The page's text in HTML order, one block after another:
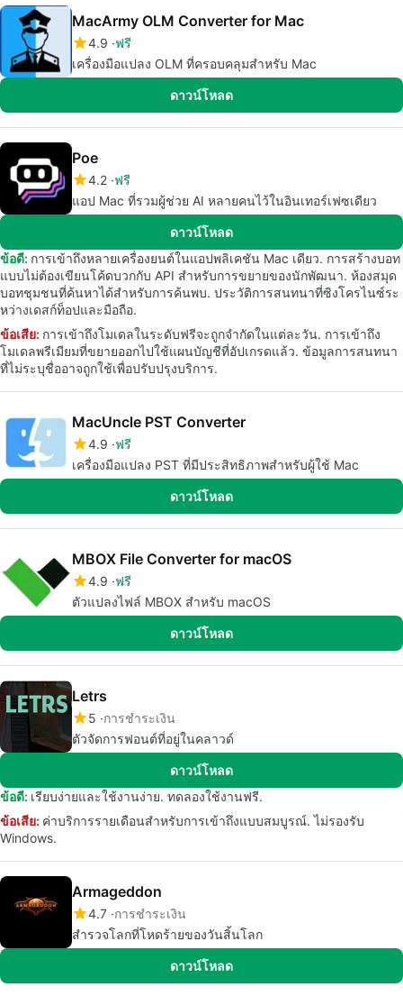
MacArmy OLM Converter for Mac
4.9 ฟรี
เครื่องมือแปลง OLM ที่ครอบคลุมสำหรับ Mac
ดาวน์โหลด
Poe
4.2 ฟรี
แอป Mac ที่รวมผู้ช่วย AI หลายคนไว้ในอินเทอร์เฟซเดียว
ดาวน์โหลด
ข้อดี: การเข้าถึงหลายเครื่องยนต์ในแอปพลิเคชัน Mac เดียว. การสร้างบอท
แบบไม่ต้องเขียนโค้ดบวกกับ API สำหรับการขยายของนักพัฒนา. ห้องสมุด
บอทชุมชนที่ค้นหาได้สำหรับการค้นพบ. ประวัติการสนทนาที่ซิงโครไนซ์ระ
หว่างเดสก์ท็อปและมือถือ.
ข้อเสีย: การเข้าถึงโมเดลในระดับฟรีจะถูกจำกัดในแต่ละวัน. การเข้าถึง
โมเดลพรีเมียมที่ขยายออกไปใช้แผนบัญชีที่อัปเกรดแล้ว. ข้อมูลการสนทนา
ที่ไม่ระบุชื่ออาจถูกใช้เพื่อปรับปรุงบริการ.
MacUncle PST Converter
4.9 ฟรี
เครื่องมือแปลง PST ที่มีประสิทธิภาพสำหรับผู้ใช้ Mac
ดาวน์โหลด
MBOX File Converter for macOS
4.9 ฟรี
ตัวแปลงไฟล์ MBOX สำหรับ macOS
ดาวน์โหลด
Letrs
5 การชำระเงิน
ตัวจัดการฟอนต์ที่อยู่ในคลาวด์
ดาวน์โหลด
ข้อดี: เรียบง่ายและใช้งานง่าย. ทดลองใช้งานฟรี.
ข้อเสีย: ค่าบริการรายเดือนสำหรับการเข้าถึงแบบสมบูรณ์. ไม่รองรับ
Windows.
Armageddon
4.7 การชำระเงิน
สำรวจโลกที่โหดร้ายของวันสิ้นโลก
ดาวน์โหลด